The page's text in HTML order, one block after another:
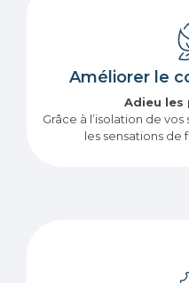
Améliorer le
Adieu les
Grâce à l’isolation de
les sensations de